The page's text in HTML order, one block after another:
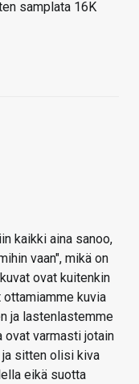
samplata 16K
kaikki aina sanoo,
vaan", mikä on
ovat kuitenkin
kuvia
ja lastenlastemme
ovat varmasti jotain
sitten olisi kiva
eikä suotta